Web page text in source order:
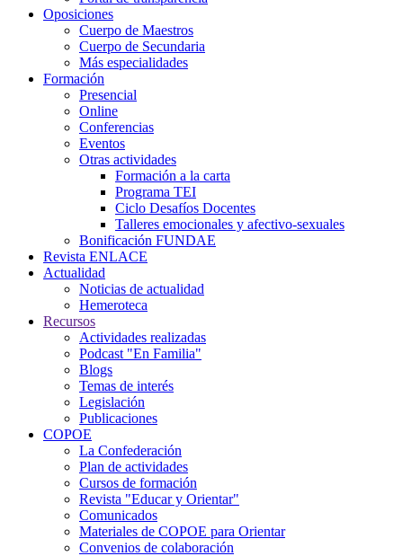
Oposiciones
Cuerpo de Maestros
Cuerpo de Secundaria
Más especialidades
Formación
Presencial
Online
Conferencias
Eventos
Otras actividades
Formación a la carta
Programa TEI
Ciclo Desafíos Docentes
Talleres emocionales y afectivo-sexuales
Bonificación FUNDAE
Revista ENLACE
Actualidad
Noticias de actualidad
Hemeroteca
Recursos
Actividades realizadas
Podcast "En Familia"
Blogs
Temas de interés
Legislación
Publicaciones
COPOE
La Confederación
Plan de actividades
Cursos de formación
Revista "Educar y Orientar"
Comunicados
Materiales de COPOE para Orientar
Convenios de colaboración